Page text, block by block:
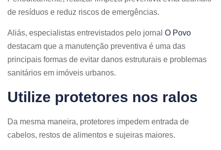
de resíduos e reduz riscos de emergências.
Aliás, especialistas entrevistados pelo jornal O Povo
destacam que a manutenção preventiva é uma das
principais formas de evitar danos estruturais e problemas
sanitários em imóveis urbanos.
Utilize protetores nos ralos
Da mesma maneira, protetores impedem entrada de
cabelos, restos de alimentos e sujeiras maiores.